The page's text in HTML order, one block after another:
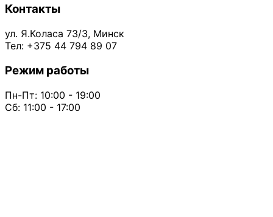
Контакты
ул. Я.Коласа 73/3, Минск
Тел: +375 44 794 89 07
Режим работы
Пн-Пт: 10:00 - 19:00
Сб: 11:00 - 17:00